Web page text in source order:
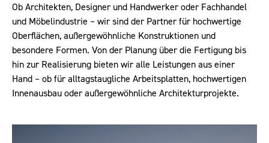
Ob Architekten, Designer und Handwerker oder Fachhandel
und Möbelindustrie – wir sind der Partner für hochwertige
Oberflächen, außergewöhnliche Konstruktionen und
besondere Formen. Von der Planung über die Fertigung bis
hin zur Realisierung bieten wir alle Leistungen aus einer
Hand – ob für alltagstaugliche Arbeitsplatten, hochwertigen
Innenausbau oder außergewöhnliche Architekturprojekte.